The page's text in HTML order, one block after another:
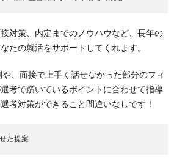
対策、内定までのノウハウなど、長年の
たの就活をサポートしてくれます。
、面接で上手く話せなかった部分のフィ
考で躓いているポイントに合わせて指導
考対策ができること間違いなしです！
た提案